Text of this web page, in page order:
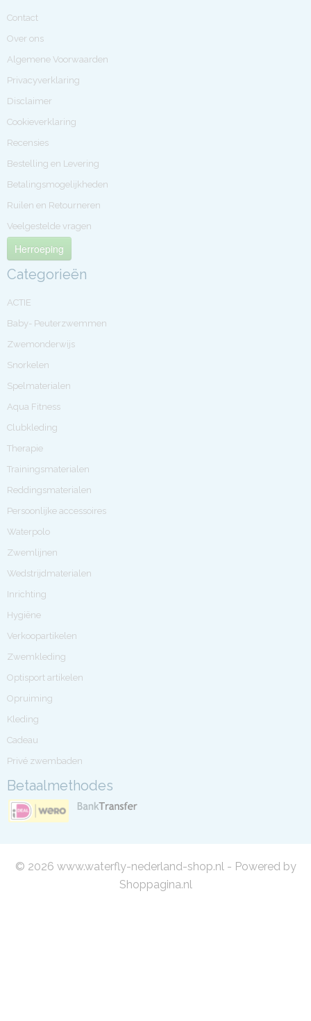
Contact
Over ons
Algemene Voorwaarden
Privacyverklaring
Disclaimer
Cookieverklaring
Recensies
Bestelling en Levering
Betalingsmogelijkheden
Ruilen en Retourneren
Veelgestelde vragen
Herroeping
Categorieën
ACTIE
Baby- Peuterzwemmen
Zwemonderwijs
Snorkelen
Spelmaterialen
Aqua Fitness
Clubkleding
Therapie
Trainingsmaterialen
Reddingsmaterialen
Persoonlijke accessoires
Waterpolo
Zwemlijnen
Wedstrijdmaterialen
Inrichting
Hygiëne
Verkoopartikelen
Zwemkleding
Optisport artikelen
Opruiming
Kleding
Cadeau
Privé zwembaden
Betaalmethodes
© 2026 www.waterfly-nederland-shop.nl - Powered by
Shoppagina.nl